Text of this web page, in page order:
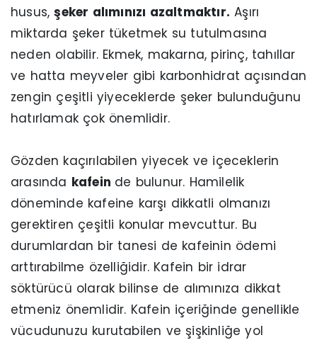
husus,şeker alımınızı azaltmaktır. Aşırı
miktarda şeker tüketmek su tutulmasına
neden olabilir. Ekmek, makarna, pirinç, tahıllar
ve hatta meyveler gibi karbonhidrat açısından
zengin çeşitli yiyeceklerde şeker bulunduğunu
hatırlamak çok önemlidir.
Gözden kaçırılabilen yiyecek ve içeceklerin
arasında kafein de bulunur. Hamilelik
döneminde kafeine karşı dikkatli olmanızı
gerektiren çeşitli konular mevcuttur. Bu
durumlardan bir tanesi de kafeinin ödemi
arttırabilme özelliğidir. Kafein bir idrar
söktürücü olarak bilinse de alımınıza dikkat
etmeniz önemlidir. Kafein içeriğinde genellikle
vücudunuzu kurutabilen ve şişkinliğe yol